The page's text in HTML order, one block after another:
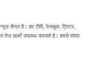
चैनल है। हम टीवी, फेसबुक, ट्विटर,
तेज खबरें उपलब्ध करवाते है। हमसे संवाद